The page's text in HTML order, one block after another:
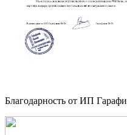
Благодарность от ИП